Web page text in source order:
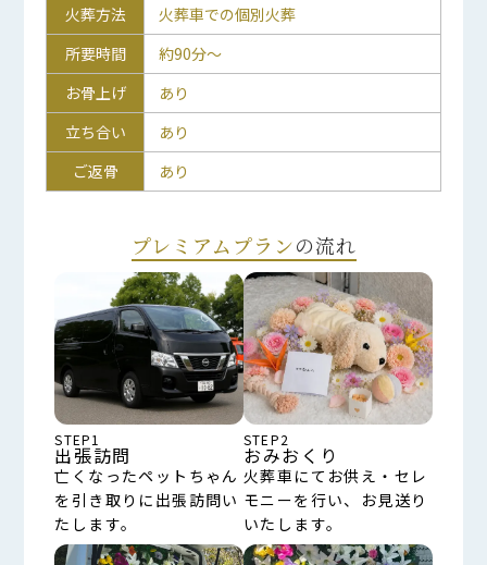
火葬方法
火葬車での個別火葬
所要時間
約90分～
お骨上げ
あり
立ち合い
あり
ご返骨
あり
プレミアムプランの流れ
STEP1
出張訪問
亡くなったペットちゃん
を引き取りに出張訪問い
たします。
STEP2
おみおくり
火葬車にてお供え・セレ
モニーを行い、お見送り
いたします。